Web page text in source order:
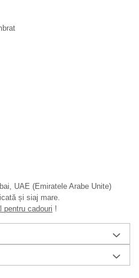
UAE (Emiratele Arabe Unite)
și siaj mare.
pentru cadouri !